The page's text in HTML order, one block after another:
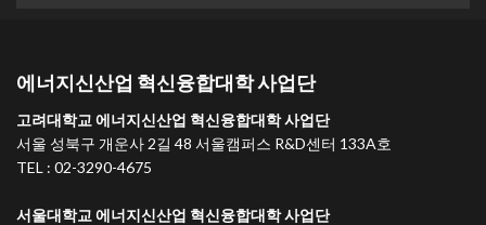
에너지신산업 혁신융합대학 사업단
고려대학교 에너지신산업 혁신융합대학 사업단
서울 성북구 개운사 2길 48 서울캠퍼스 R&D센터 133A호
TEL : 02-3290-4675
서울대학교 에너지신산업 혁신융합대학 사업단